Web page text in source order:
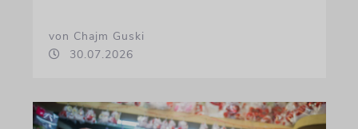
von Chajm Guski
30.07.2026